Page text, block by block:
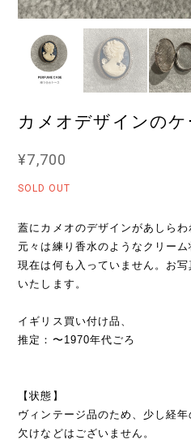
カメオデザインのケ
¥7,700
SOLD OUT
蓋にカメオのデザインがあしらわ
元々は練り香水のようなクリーム
現在は何も入っていません。お
いたします。
イギリス買い付け品、
推定：〜1970年代ごろ
【状態】
ヴィンテージ品のため、少し経
欠けなどはございません。